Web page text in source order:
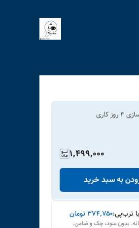
4 روز کاری
1,499,000
به سبد خرید
ترب‌پی:۳۷۴٬۷۵۰ تومان